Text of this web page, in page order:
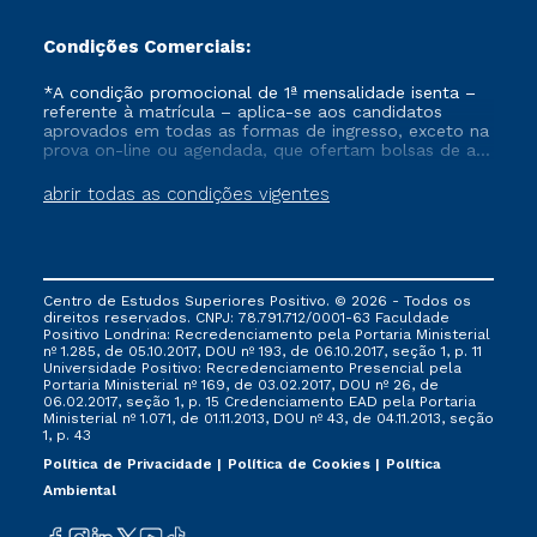
Condições Comerciais:
abrir todas as condições vigentes
*A condição promocional de 1ª mensalidade isenta –
referente à matrícula – aplica-se aos candidatos
aprovados em todas as formas de ingresso, exceto na
prova on-line ou agendada, que ofertam bolsas de até
vigente, que ainda não tenham efetivado e/ou não
tenham cancelado ou trancado sua matrícula em uma
via FIES, Prouni e outros programas governamentais, e
não se acumula com nenhuma outra campanha
ofertada pela Instituição.
Centro de Estudos Superiores Positivo. © 2026 - Todos os
direitos reservados. CNPJ: 78.791.712/0001-63 Faculdade
Positivo Londrina: Recredenciamento pela Portaria Ministerial
nº 1.285, de 05.10.2017, DOU nº 193, de 06.10.2017, seção 1, p. 11
Universidade Positivo: Recredenciamento Presencial ​pela
Portaria Ministerial nº 169, de 03.02.2017, DOU nº 26, de
06.02.2017, seção 1, p. 15 Credenciamento EAD pela Portaria
Ministerial nº 1.071, de 01.11.2013, DOU nº 43, de 04.11.2013, seção
1, p. 43
Política de Privacidade
Política de Cookies
Política
Ambiental